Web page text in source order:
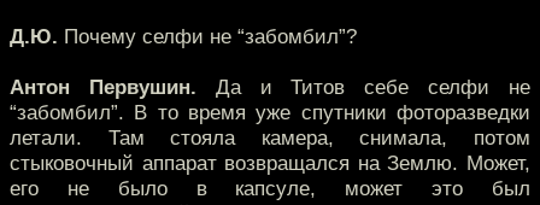
Д.Ю. Почему селфи не “забомбил”?
Антон Первушин. Да и Титов себе селфи не
“забомбил”. В то время уже спутники фоторазведки
летали. Там стояла камера, снимала, потом
стыковочный аппарат возвращался на Землю. Может,
его не было в капсуле, может это был